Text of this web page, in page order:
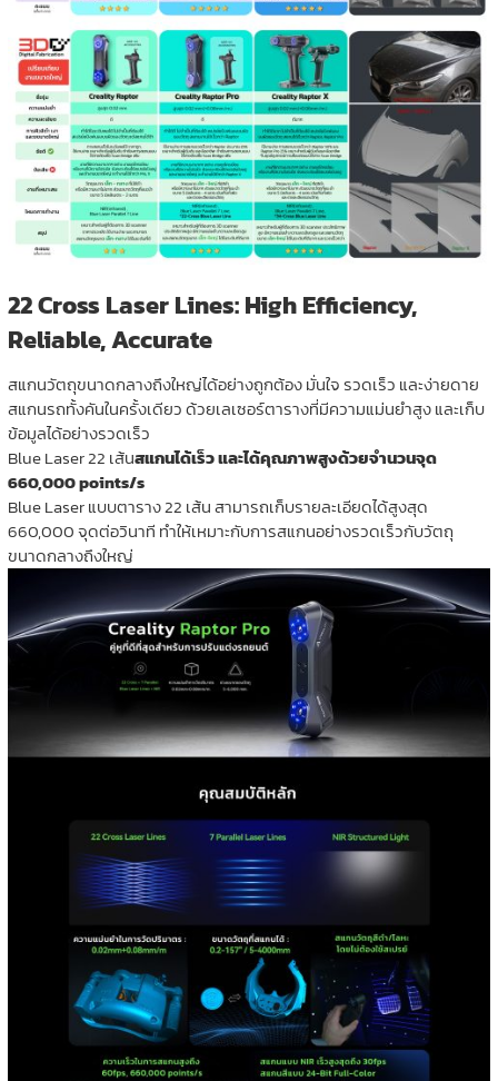
22 Cross Laser Lines: High Efficiency,
Reliable, Accurate
สแกนวัตถุขนาดกลางถึงใหญ่ได้อย่างถูกต้อง มั่นใจ รวดเร็ว และง่ายดาย
สแกนรถทั้งคันในครั้งเดียว ด้วยเลเซอร์ตารางที่มีความแม่นยำสูง และเก็บ
ข้อมูลได้อย่างรวดเร็ว
Blue Laser 22 เส้นสแกนได้เร็ว และได้คุณภาพสูงด้วยจำนวนจุด
660,000 points/s
Blue Laser แบบตาราง 22 เส้น สามารถเก็บรายละเอียดได้สูงสุด
660,000 จุดต่อวินาที ทำให้เหมาะกับการสแกนอย่างรวดเร็วกับวัตถุ
ขนาดกลางถึงใหญ่